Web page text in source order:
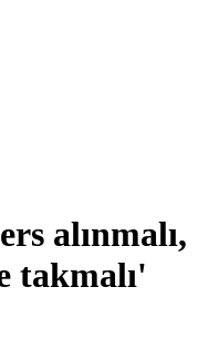
alınmalı,
takmalı'